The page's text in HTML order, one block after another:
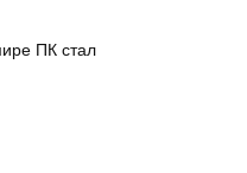
ПК стал